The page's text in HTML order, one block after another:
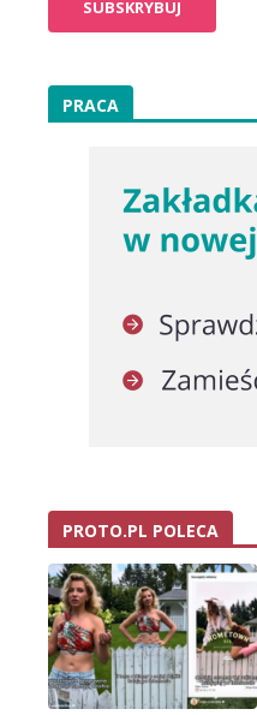
PRACA
PROTO.PL POLECA